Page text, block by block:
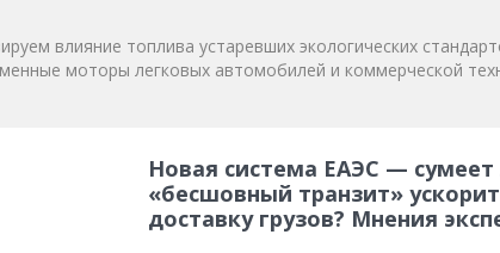
влияние топлива устаревших экологических
моторы легковых автомобилей и коммерческой
Новая система ЕАЭС — сумеет
«бесшовный транзит»
доставку грузов? Мнения